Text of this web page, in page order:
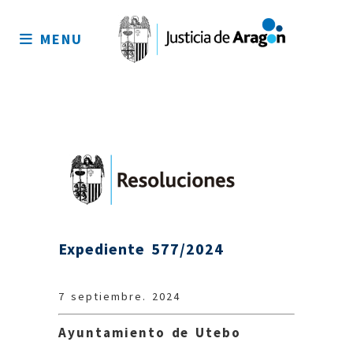
sitio
MENU
Expediente 577/2024
7 septiembre. 2024
Ayuntamiento de Utebo